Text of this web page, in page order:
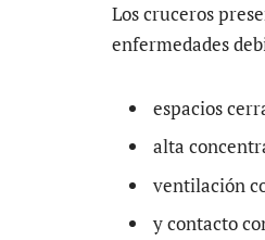
Los cruceros
enfermedades
espacios
alta
ventilación
y contacto